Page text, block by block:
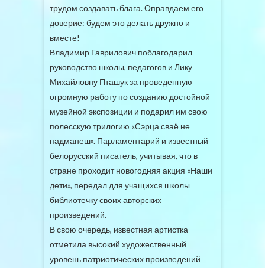
трудом создавать блага. Оправдаем его
доверие: будем это делать дружно и
вместе!
Владимир Гаврилович поблагодарил
руководство школы, педагогов и Лику
Михайловну Пташук за проведенную
огромную работу по созданию достойной
музейной экспозиции и подарил им свою
полесскую трилогию «Сэрца сваё не
падманеш». Парламентарий и известный
белорусский писатель, учитывая, что в
стране проходит новогодняя акция «Наши
дети», передал для учащихся школы
библиотечку своих авторских
произведений.
В свою очередь, известная артистка
отметила высокий художественный
уровень патриотических произведений